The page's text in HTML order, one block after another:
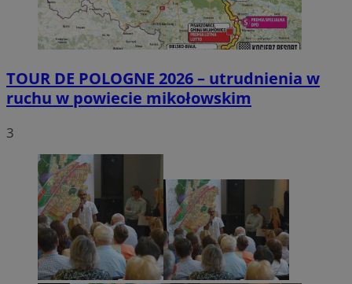
TOUR DE POLOGNE 2026 – utrudnienia w
ruchu w powiecie mikołowskim
3